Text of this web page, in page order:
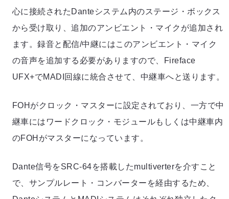
心に接続されたDanteシステム内のステージ・ボックス
から受け取り、追加のアンビエント・マイクが追加され
ます。録音と配信/中継にはこのアンビエント・マイク
の音声を追加する必要がありますので、Fireface
UFX+でMADI回線に統合させて、中継車へと送ります。
FOHがクロック・マスターに設定されており、一方で中
継車にはワードクロック・モジュールもしくは中継車内
のFOHがマスターになっています。
Dante信号をSRC-64を搭載したmultiverterを介すこと
で、サンプルレート・コンバーターを経由するため、